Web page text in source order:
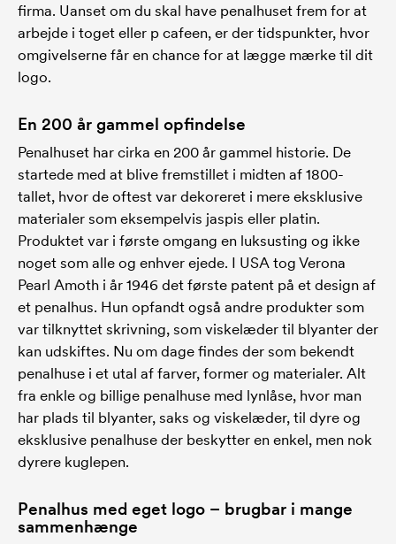
firma. Uanset om du skal have penalhuset frem for at
arbejde i toget eller p cafeen, er der tidspunkter, hvor
omgivelserne får en chance for at lægge mærke til dit
logo.
En 200 år gammel opfindelse
Penalhuset har cirka en 200 år gammel historie. De
startede med at blive fremstillet i midten af 1800-
tallet, hvor de oftest var dekoreret i mere eksklusive
materialer som eksempelvis jaspis eller platin.
Produktet var i første omgang en luksusting og ikke
noget som alle og enhver ejede. I USA tog Verona
Pearl Amoth i år 1946 det første patent på et design af
et penalhus. Hun opfandt også andre produkter som
var tilknyttet skrivning, som viskelæder til blyanter der
kan udskiftes. Nu om dage findes der som bekendt
penalhuse i et utal af farver, former og materialer. Alt
fra enkle og billige penalhuse med lynlåse, hvor man
har plads til blyanter, saks og viskelæder, til dyre og
eksklusive penalhuse der beskytter en enkel, men nok
dyrere kuglepen.
Penalhus med eget logo – brugbar i mange
sammenhænge